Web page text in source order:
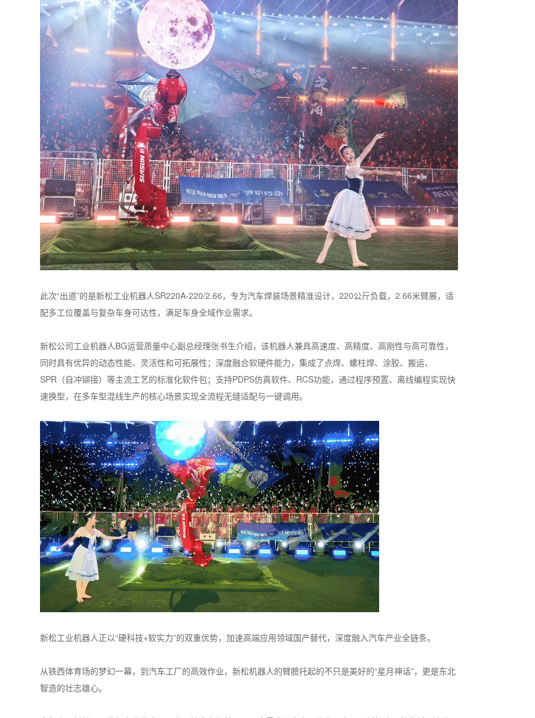
此次“出道”的是新松工业机器人SR220A-220/2.66，专为汽车焊装场景精准设计，220公斤负载，2.66米臂展，适
配多工位覆盖与复杂车身可达性，满足车身全域作业需求。
新松公司工业机器人BG运营质量中心副总经理张书生介绍，该机器人兼具高速度、高精度、高刚性与高可靠性，
同时具有优异的动态性能、灵活性和可拓展性；深度融合软硬件能力，集成了点焊、螺柱焊、涂胶、搬运、
SPR（自冲铆接）等主流工艺的标准化软件包；支持PDPS仿真软件、RCS功能，通过程序预置、离线编程实现快
速换型，在多车型混线生产的核心场景实现全流程无缝适配与一键调用。
新松工业机器人正以“硬科技+软实力”的双重优势，加速高端应用领域国产替代，深度融入汽车产业全链条。
从铁西体育场的梦幻一幕，到汽车工厂的高效作业，新松机器人的臂膀托起的不只是美好的“星月神话”，更是东北
智造的壮志雄心。